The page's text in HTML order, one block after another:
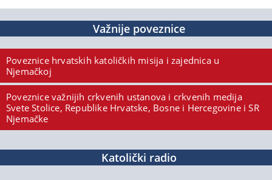
Važnije poveznice
Poveznice hrvatskih katoličkih misija i zajednica u
Njemačkoj
Poveznice važnijih crkvenih ustanova i crkvenih medija
Svete Stolice, Republike Hrvatske, Bosne i Hercegovine i SR
Njemačke
Katolički radio